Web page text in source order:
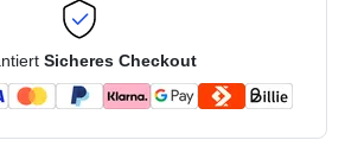
Sicheres Checkout